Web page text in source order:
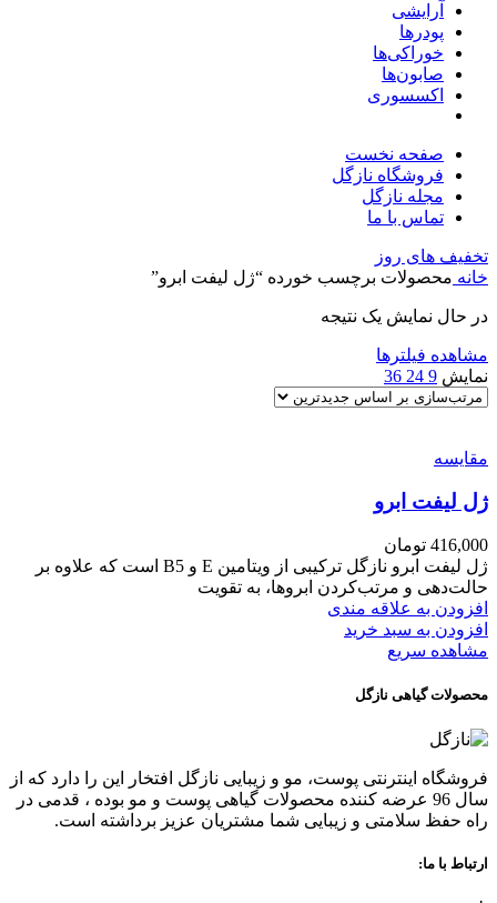
آرایشی
پودرها
خوراکی‌ها
صابون‌ها
اکسسوری
صفحه نخست
فروشگاه نازگل
مجله نازگل
تماس با ما
تخفیف های روز
خانه محصولات برچسب خورده “ژل لیفت ابرو”
در حال نمایش یک نتیجه
مشاهده فیلترها
نمایش 9
24
36
مقایسه
ژل لیفت ابرو
416,000 تومان
ژل لیفت ابرو نازگل ترکیبی از ویتامین E و B5 است که علاوه بر
حالت‌دهی و مرتب‌کردن ابروها، به تقویت
افزودن به علاقه مندی
افزودن به سبد خرید
مشاهده سریع
محصولات گیاهی نازگل
فروشگاه اینترنتی پوست، مو و زیبایی نازگل افتخار این را دارد که از
سال 96 عرضه کننده محصولات گیاهی پوست و مو بوده ، قدمی در
راه حفظ سلامتی و زیبایی شما مشتریان عزیز برداشته است.
ارتباط با ما: